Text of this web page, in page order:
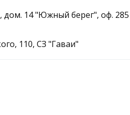
дом. 14 "Южный берег", оф. 285
110, СЗ "Гаваи"